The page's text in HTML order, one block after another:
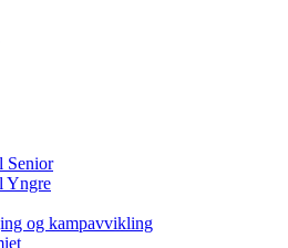
Senior
Yngre
og kampavvikling